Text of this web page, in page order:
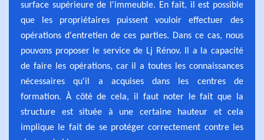
surface supérieure de l'immeuble. En fait, il est possible
que les propriétaires puissent vouloir effectuer des
opérations d'entretien de ces parties. Dans ce cas, nous
pouvons proposer le service de Lj Rénov. Il a la capacité
de faire les opérations, car il a toutes les connaissances
nécessaires qu'il a acquises dans les centres de
formation. À côté de cela, il faut noter le fait que la
structure est située à une certaine hauteur et cela
implique le fait de se protéger correctement contre les